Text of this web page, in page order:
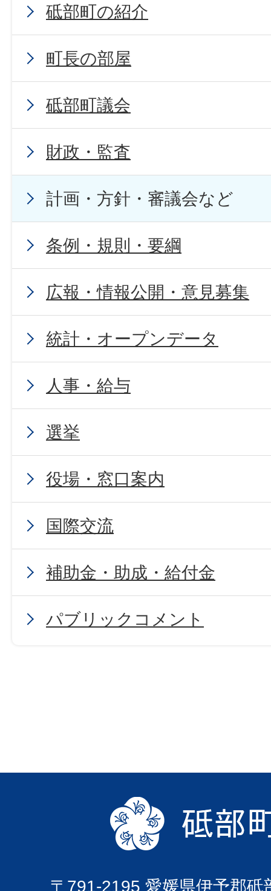
砥部町の紹介
町長の部屋
砥部町議会
財政・監査
計画・方針・審議会など
条例・規則・要綱
広報・情報公開・意見募集
統計・オープンデータ
人事・給与
選挙
役場・窓口案内
国際交流
補助金・助成・給付金
パブリックコメント
〒791-2195 愛媛県伊予郡砥